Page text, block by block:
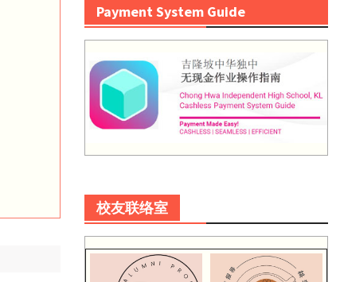
Payment System Guide
校友联络室